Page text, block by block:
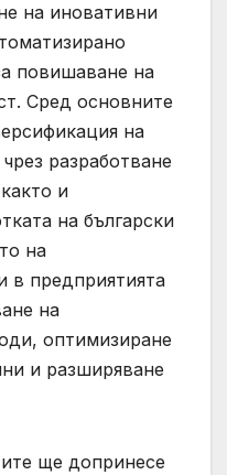
на иновативни
повишаване на
Сред основните
на
разработване
и
на български
на
в предприятията
на
оптимизиране
и разширяване
ще допринесе